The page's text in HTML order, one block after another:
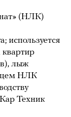
(НЛК)
используется
лыж
НЛК
Техник